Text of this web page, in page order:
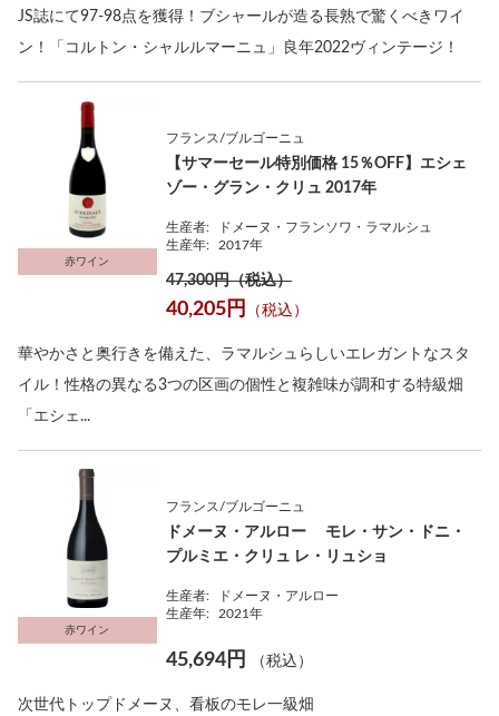
JS誌にて97-98点を獲得！ブシャールが造る長熟で驚くべきワイ
ン！「コルトン・シャルルマーニュ」良年2022ヴィンテージ！
赤ワイン
フランス/ブルゴーニュ
【サマーセール特別価格 15％OFF】エシェ
ゾー・グラン・クリュ 2017年
生産者:
ドメーヌ・フランソワ・ラマルシュ
生産年:
2017年
47,300円（税込）
40,205円 （税込）
華やかさと奥行きを備えた、ラマルシュらしいエレガントなスタ
イル！性格の異なる3つの区画の個性と複雑味が調和する特級畑
「エシェ...
赤ワイン
フランス/ブルゴーニュ
ドメーヌ・アルロー モレ・サン・ドニ・
プルミエ・クリュ レ・リュショ
生産者:
ドメーヌ・アルロー
生産年:
2021年
45,694円 （税込）
次世代トップドメーヌ、看板のモレ一級畑